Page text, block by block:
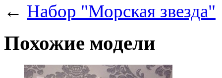
← Набор "Морская звезда"
Похожие модели